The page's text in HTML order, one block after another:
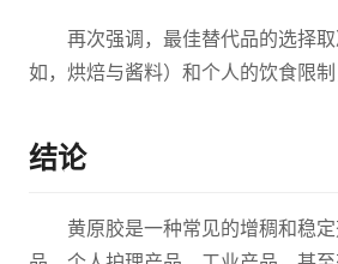
再次强调，最佳替代品的选择
如，烘焙与酱料）和个人的饮食限制
结论
黄原胶是一种常见的增稠和稳